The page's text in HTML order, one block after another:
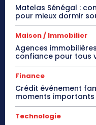
Matelas Sénégal :
pour mieux dormir
Maison / Immobilier
Agences
confiance pour tous
Finance
Crédit événement
moments
Technologie